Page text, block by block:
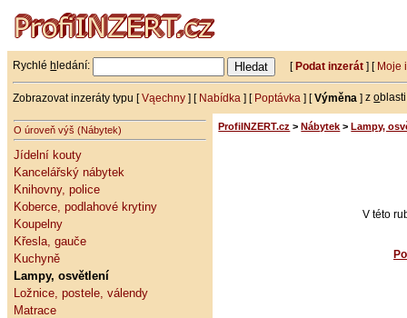
Rychlé h ledání: [Podat inzerát ] [ Moje
Zobrazovat inzeráty typu [Vąechny ] [ Nabídka ] [ Poptávka ] [Výměna ]zo
O úroveň výš (Nábytek)
Jídelní kouty
Kancelářský nábytek
Knihovny, police
Koberce, podlahové krytiny
Koupelny
Křesla, gauče
Kuchyně
Lampy, osvětlení
Ložnice, postele, válendy
Matrace
ProfiINZERT.cz > Nábytek > Lampy,
V této